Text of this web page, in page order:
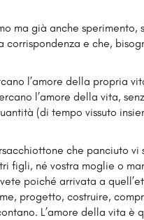
ma già anche
corrispondenza e che,
l’amore della propria
l’amore della vita,
(di tempo vissuto
che panciuto
figli, né vostra moglie o
poiché arrivata a
progetto, costruire,
L’amore della vita è